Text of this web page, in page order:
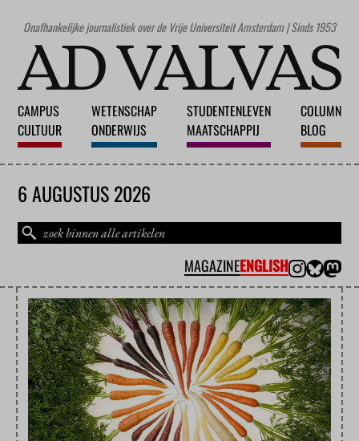
Onafhankelijke journalistiek over de Vrije Universiteit Amsterdam | Sinds 1953
CAMPUS
CULTUUR
WETENSCHAP
ONDERWIJS
STUDENTENLEVEN
MAATSCHAPPIJ
COLUMN
BLOG
6 AUGUSTUS 2026
MAGAZINEENGLISH